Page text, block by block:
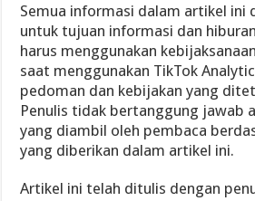
Semua informasi dalam artikel ini
untuk tujuan informasi dan
harus menggunakan
saat menggunakan TikTok
pedoman dan kebijakan yang
Penulis tidak bertanggung jawab
yang diambil oleh pembaca
yang diberikan dalam artikel ini.
Artikel ini telah ditulis dengan